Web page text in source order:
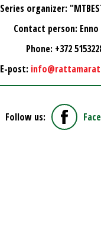
Series organizer:
Contact person: Enno
Phone: +372
E-post:
Follow us: